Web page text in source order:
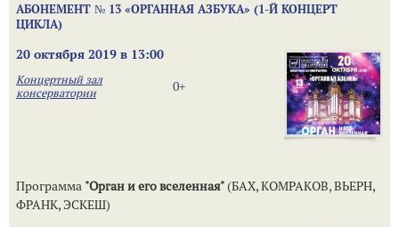
АБОНЕМЕНТ № 13 «ОРГАННАЯ АЗБУКА» (1-Й КОНЦЕРТ
ЦИКЛА)
20 октября 2019 в 13:00
0+
Концертный зал
консерватории
Программа "Орган и его вселенная"(БАХ, КОМРАКОВ, ВЬЕРН,
ФРАНК, ЭСКЕШ)